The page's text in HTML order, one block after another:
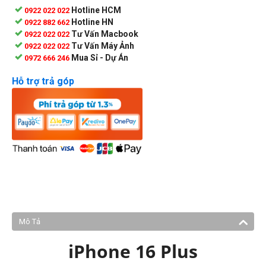
0922 022 022 Hotline HCM
0922 882 662 Hotline HN
0922 022 022 Tư Vấn Macbook
0922 022 022 Tư Vấn Máy Ảnh
0972 666 246 Mua Sỉ - Dự Án
Hỗ trợ trả góp
Mô Tả
iPhone 16 Plus